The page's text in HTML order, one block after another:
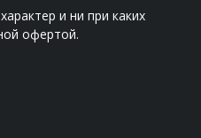
и ни при каких
офертой.